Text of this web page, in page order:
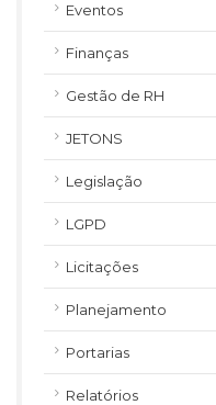
Eventos
Finanças
Gestão de RH
JETONS
Legislação
LGPD
Licitações
Planejamento
Portarias
Relatórios